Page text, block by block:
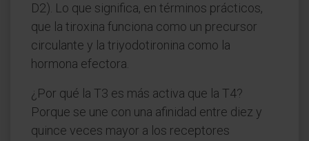
D2). Lo que significa, en términos prácticos,
que la tiroxina funciona como un precursor
circulante y la triyodotironina como la
hormona efectora.
¿Por qué la T3 es más activa que la T4?
Porque se une con una afinidad entre diez y
quince veces mayor a los receptores